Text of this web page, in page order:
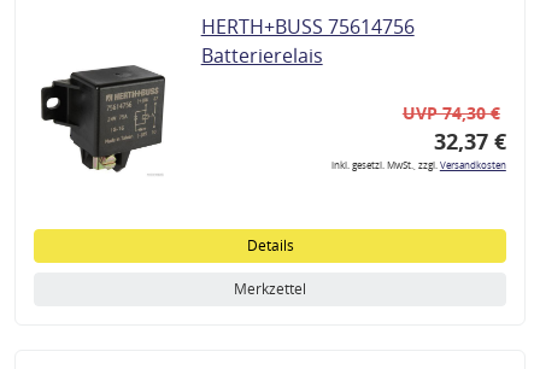
HERTH+BUSS 75614756
Batterierelais
UVP 74,30 €
32,37 €
inkl. gesetzl. MwSt., zzgl.Versandkosten
Details
Merkzettel